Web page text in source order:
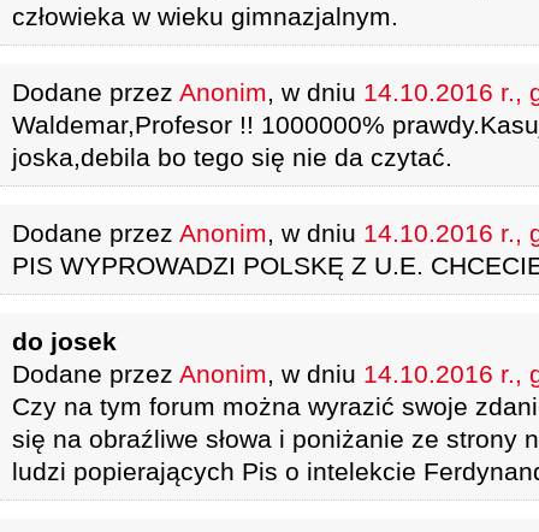
człowieka w wieku gimnazjalnym.
Dodane przez Anonim, w dniu 14.10.2016 r.,
Waldemar,Profesor !! 1000000%
joska,debila bo tego się nie da czytać.
Dodane przez Anonim, w dniu 14.10.2016 r.,
PIS WYPROWADZI POLSKĘ Z U.E.
do josek
Dodane przez Anonim, w dniu 14.10.2016 r.,
Czy na tym forum można wyrazić swoje
się na obraźliwe słowa i poniżanie ze strony
ludzi popierających Pis o intelekcie